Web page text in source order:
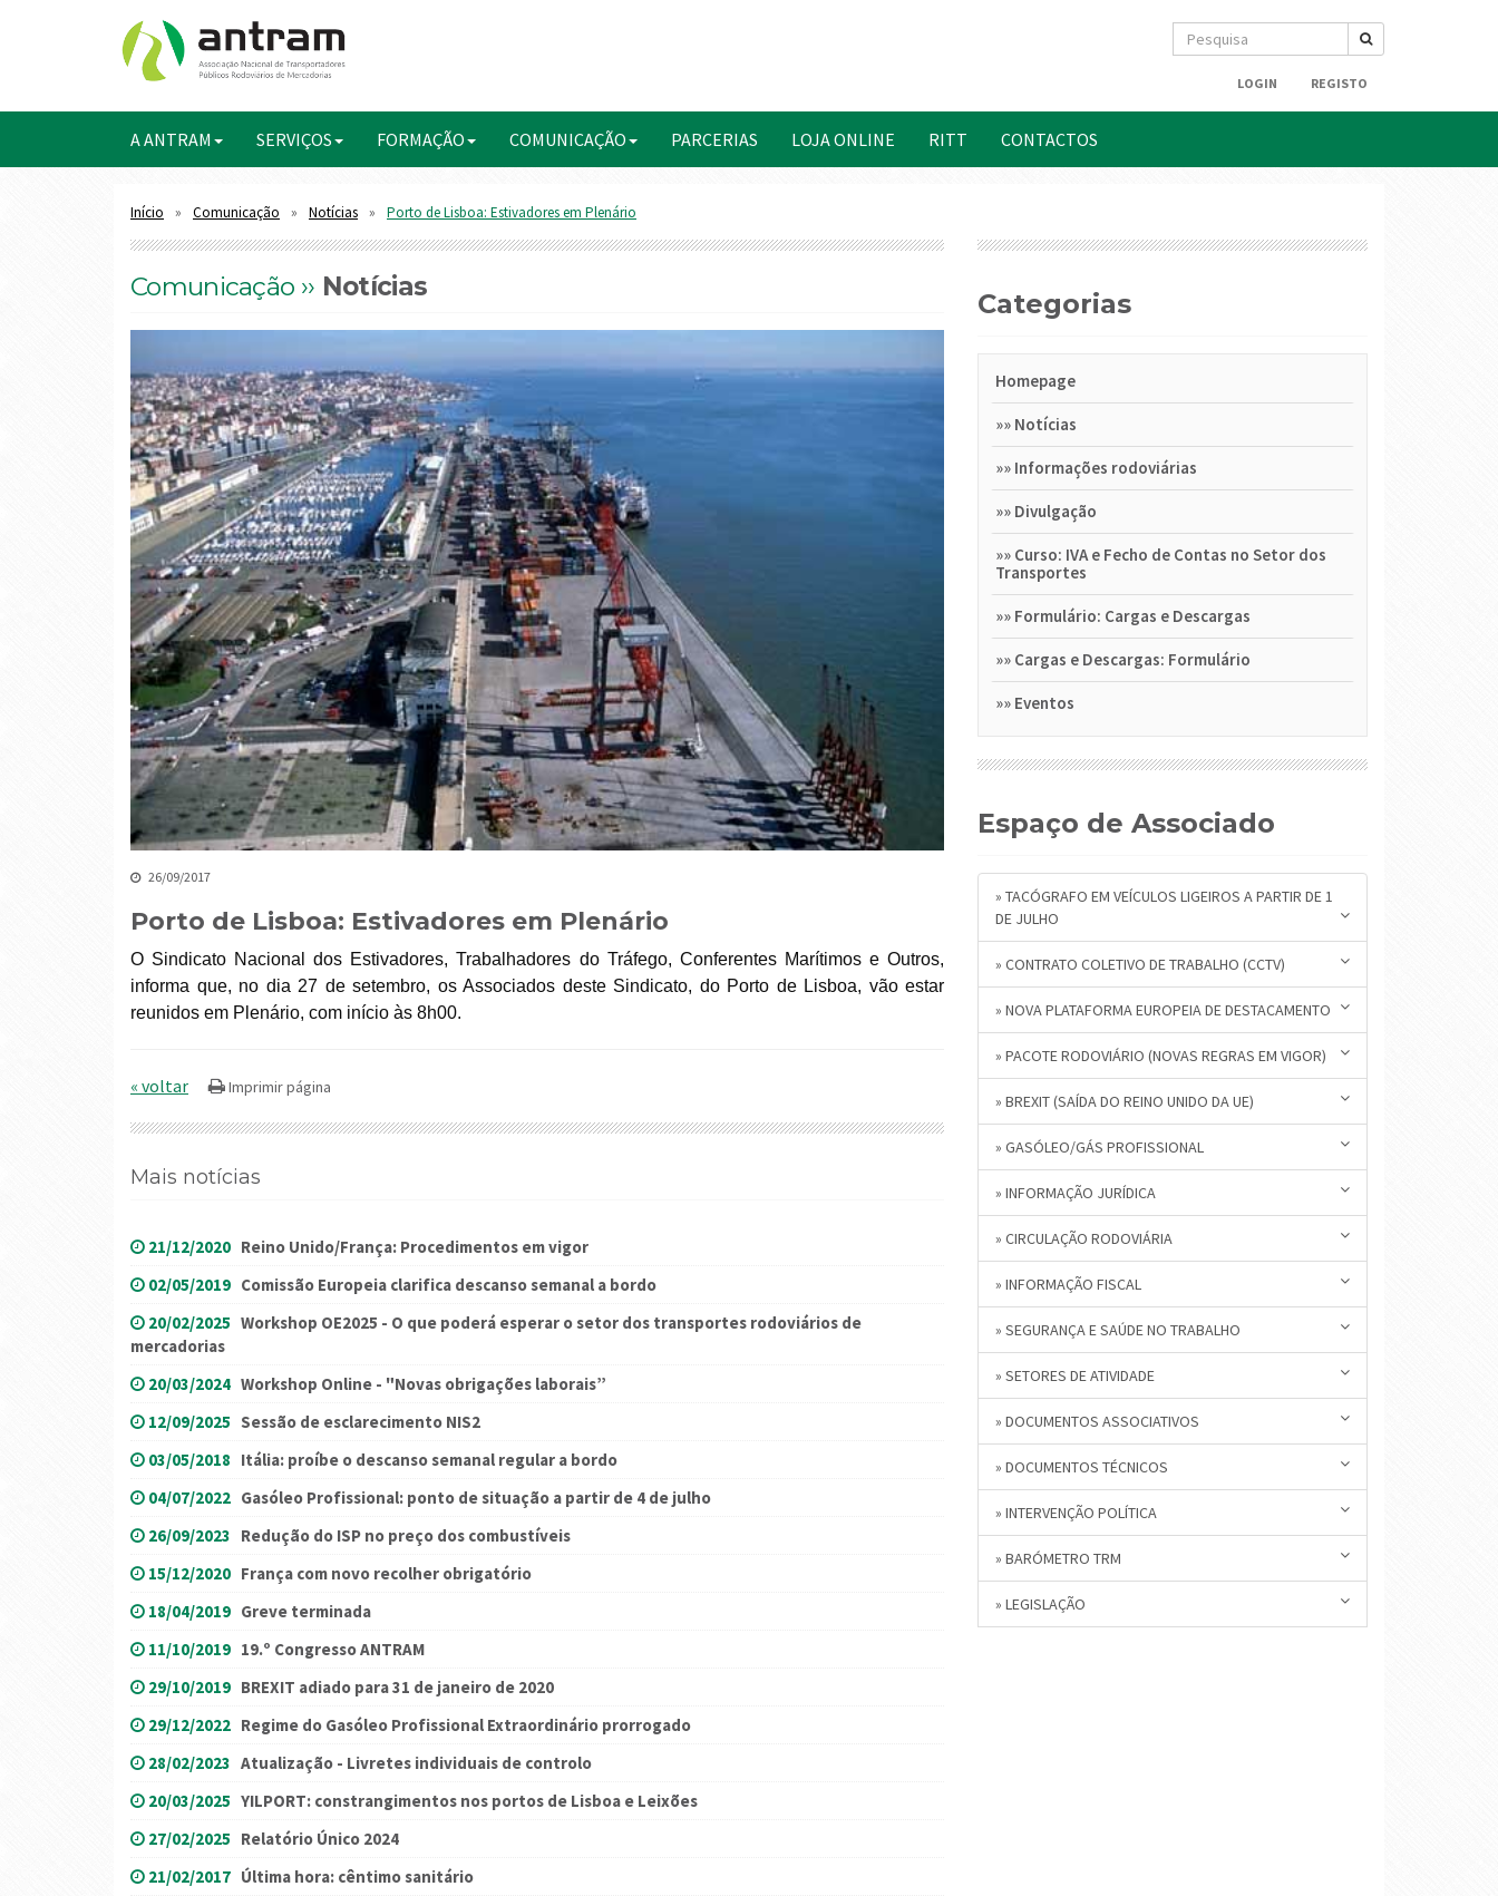
LOGIN REGISTO
A ANTRAM SERVIÇOS FORMAÇÃO COMUNICAÇÃO PARCERIAS LOJA ONLINE RITT CONTACTOS
Início Comunicação Notícias Porto de Lisboa: Estivadores em Plenário
Comunicação ›› Notícias
26/09/2017
Porto de Lisboa: Estivadores em Plenário
O Sindicato Nacional dos Estivadores, Trabalhadores do Tráfego, Conferentes Marítimos e Outros,
informa que, no dia 27 de setembro, os Associados deste Sindicato, do Porto de Lisboa, vão estar
reunidos em Plenário, com início às 8h00.
« voltar
Mais notícias
21/12/2020 Reino Unido/França: Procedimentos em vigor
02/05/2019 Comissão Europeia clarifica descanso semanal a bordo
20/02/2025 Workshop OE2025 - O que poderá esperar o setor dos transportes rodoviários de
mercadorias
20/03/2024 Workshop Online - "Novas obrigações laborais”
12/09/2025 Sessão de esclarecimento NIS2
03/05/2018 Itália: proíbe o descanso semanal regular a bordo
04/07/2022 Gasóleo Profissional: ponto de situação a partir de 4 de julho
26/09/2023 Redução do ISP no preço dos combustíveis
15/12/2020 França com novo recolher obrigatório
18/04/2019 Greve terminada
11/10/2019 19.º Congresso ANTRAM
29/10/2019 BREXIT adiado para 31 de janeiro de 2020
29/12/2022 Regime do Gasóleo Profissional Extraordinário prorrogado
28/02/2023 Atualização - Livretes individuais de controlo
20/03/2025 YILPORT: constrangimentos nos portos de Lisboa e Leixões
27/02/2025 Relatório Único 2024
21/02/2017 Última hora: cêntimo sanitário
Categorias
Homepage
»» Notícias
»» Informações rodoviárias
»» Divulgação
»» Curso: IVA e Fecho de Contas no Setor dos
Transportes
»» Formulário: Cargas e Descargas
»» Cargas e Descargas: Formulário
»» Eventos
Espaço de Associado
» TACÓGRAFO EM VEÍCULOS LIGEIROS A PARTIR DE 1
DE JULHO
» CONTRATO COLETIVO DE TRABALHO (CCTV)
» NOVA PLATAFORMA EUROPEIA DE DESTACAMENTO
» PACOTE RODOVIÁRIO (NOVAS REGRAS EM VIGOR)
» BREXIT (SAÍDA DO REINO UNIDO DA UE)
» GASÓLEO/GÁS PROFISSIONAL
» INFORMAÇÃO JURÍDICA
» CIRCULAÇÃO RODOVIÁRIA
» INFORMAÇÃO FISCAL
» SEGURANÇA E SAÚDE NO TRABALHO
» SETORES DE ATIVIDADE
» DOCUMENTOS ASSOCIATIVOS
» DOCUMENTOS TÉCNICOS
» INTERVENÇÃO POLÍTICA
» BARÓMETRO TRM
» LEGISLAÇÃO